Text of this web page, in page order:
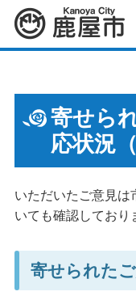
鹿屋市
寄せら
応状況
いただいたご意見は
いても確認しており
寄せられた